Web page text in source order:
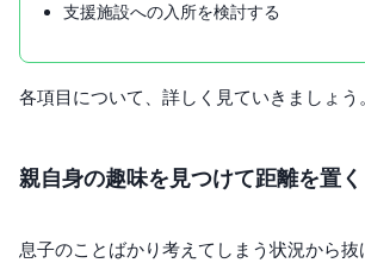
支援施設への入所を検討する
各項目について、詳しく見ていきましょう。
親自身の趣味を見つけて距離を置く
息子のことばかり考えてしまう状況から抜